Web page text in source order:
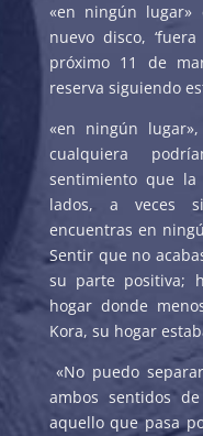
«en ningún
nuevo disco,
próximo 11 de
reserva siguiendo
«en ningún
cualquiera
sentimiento que
lados, a veces
encuentras en
Sentir que no
su parte positiva;
hogar donde
Kora, su hogar
«No puedo
ambos sentidos
aquello que pasa